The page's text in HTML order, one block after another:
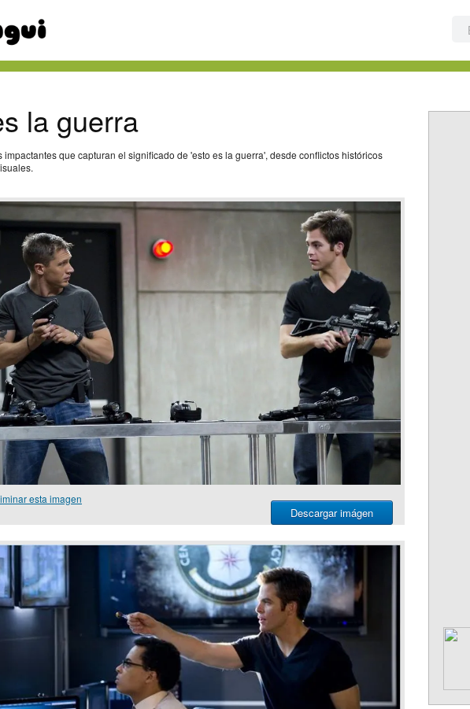
la guerra
impactantes que capturan el significado de 'esto es la guerra', desde conflictos históricos
Descargar imágen
esta imagen